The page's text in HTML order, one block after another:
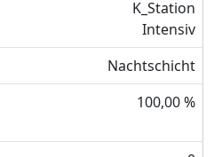
K_Station
Intensiv
Nachtschicht
100,00 %